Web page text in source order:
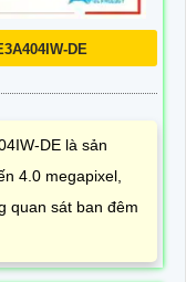
DE
DE là sản
4.0 megapixel,
quan sát ban đêm